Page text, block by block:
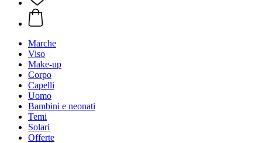
Marche
Viso
Make-up
Corpo
Capelli
Uomo
Bambini e neonati
Temi
Solari
Offerte